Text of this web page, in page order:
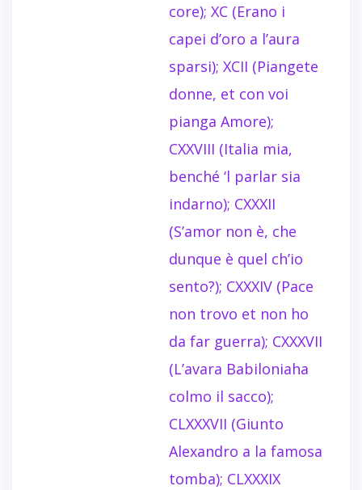
core); XC (Erano i
capei d’oro a l’aura
sparsi); XCII (Piangete
donne, et con voi
pianga Amore);
CXXVIII (Italia mia,
benché ‘l parlar sia
indarno); CXXXII
(S’amor non è, che
dunque è quel ch’io
sento?); CXXXIV (Pace
non trovo et non ho
da far guerra); CXXXVII
(L’avara Babiloniaha
colmo il sacco);
CLXXXVII (Giunto
Alexandro a la famosa
tomba); CLXXXIX